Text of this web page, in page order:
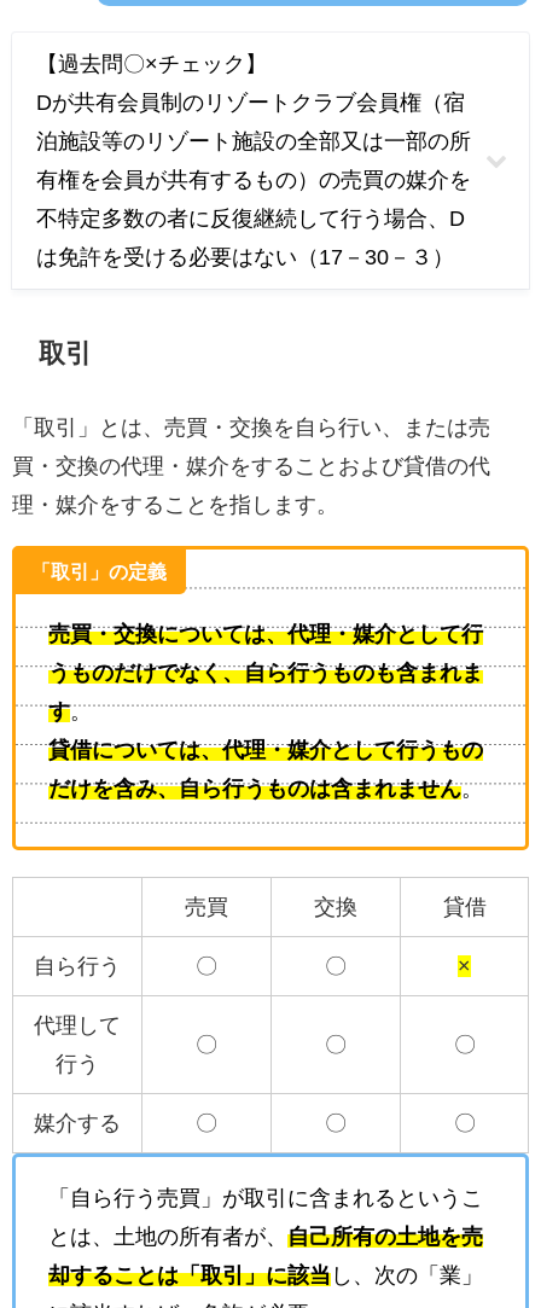
【過去問〇×チェック】
Dが共有会員制のリゾートクラブ会員権（宿
泊施設等のリゾート施設の全部又は一部の所
有権を会員が共有するもの）の売買の媒介を
不特定多数の者に反復継続して行う場合、D
は免許を受ける必要はない（17－30－３）
取引
「取引」とは、売買・交換を自ら行い、または売
買・交換の代理・媒介をすることおよび貸借の代
理・媒介をすることを指します。
「取引」の定義
売買・交換については、代理・媒介として行
うものだけでなく、自ら行うものも含まれま
す。
貸借については、代理・媒介として行うもの
だけを含み、自ら行うものは含まれません。
売買 交換 貸借
自ら行う 〇 〇 ×
代理して
行う
〇 〇 〇
媒介する 〇 〇 〇
「自ら行う売買」が取引に含まれるというこ
とは、土地の所有者が、 自己所有の土地を売
却することは「取引」に該当 し、次の「業」